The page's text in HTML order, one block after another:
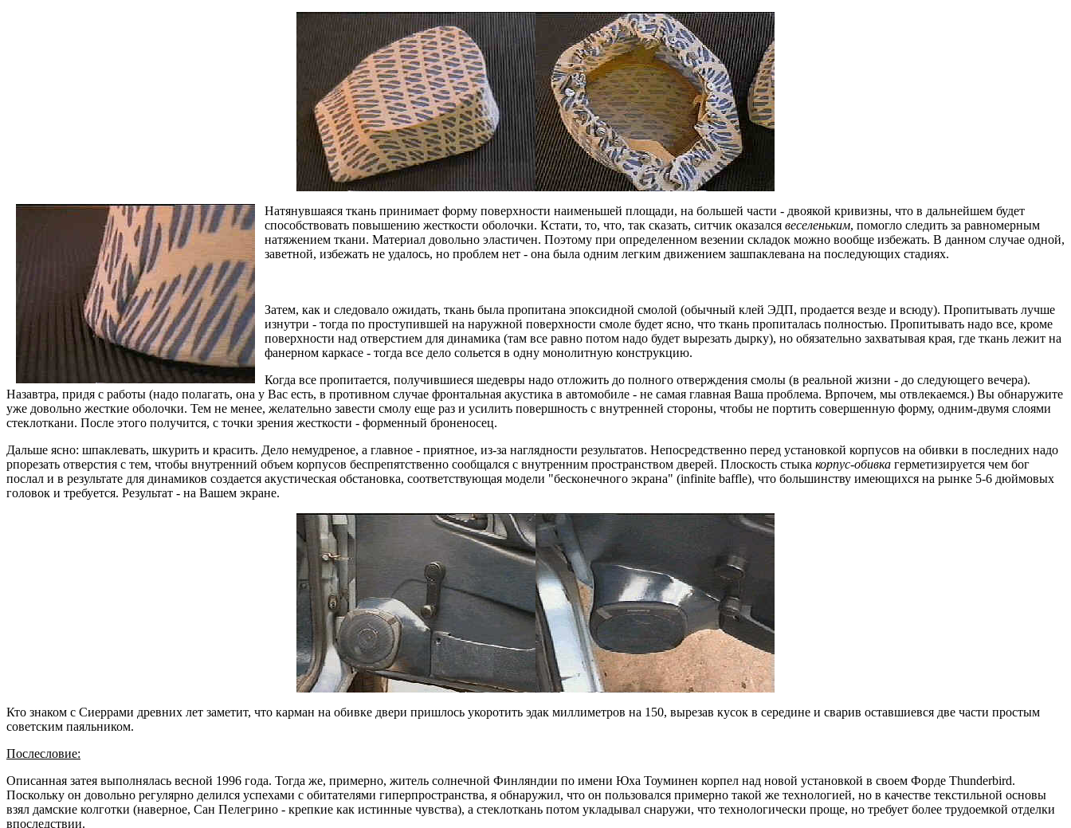
Натянувшаяся ткань принимает форму поверхности наименьшей площади, на большей части - двоякой кривизны, что в дальнейшем будет
способствовать повышению жесткости оболочки. Кстати, то, что, так сказать, ситчик оказался веселеньким, помогло следить за равномерным
натяжением ткани. Материал довольно эластичен. Поэтому при определенном везении складок можно вообще избежать. В данном случае одной,
заветной, избежать не удалось, но проблем нет - она была одним легким движением зашпаклевана на последующих стадиях.
Затем, как и следовало ожидать, ткань была пропитана эпоксидной смолой (обычный клей ЭДП, продается везде и всюду). Пропитывать лучше
изнутри - тогда по проступившей на наружной поверхности смоле будет ясно, что ткань пропиталась полностью. Пропитывать надо все, кроме
поверхности над отверстием для динамика (там все равно потом надо будет вырезать дырку), но обязательно захватывая края, где ткань лежит на
фанерном каркасе - тогда все дело сольется в одну монолитную конструкцию.
Когда все пропитается, получившиеся шедевры надо отложить до полного отверждения смолы (в реальной жизни - до следующего вечера).
Назавтра, придя с работы (надо полагать, она у Вас есть, в противном случае фронтальная акустика в автомобиле - не самая главная Ваша проблема. Врпочем, мы отвлекаемся.) Вы обнаружите
уже довольно жесткие оболочки. Тем не менее, желательно завести смолу еще раз и усилить повершность с внутренней стороны, чтобы не портить совершенную форму, одним-двумя слоями
стеклоткани. После этого получится, с точки зрения жесткости - форменный броненосец.
Дальше ясно: шпаклевать, шкурить и красить. Дело немудреное, а главное - приятное, из-за наглядности результатов. Непосредственно перед установкой корпусов на обивки в последних надо
рпорезать отверстия с тем, чтобы внутренний объем корпусов беспрепятственно сообщался с внутренним пространством дверей. Плоскость стыка корпус-обивка герметизируется чем бог
послал и в результате для динамиков создается акустическая обстановка, соответствующая модели "бесконечного экрана" (infinite baffle), что большинству имеющихся на рынке 5-6 дюймовых
головок и требуется. Результат - на Вашем экране.
Кто знаком с Сиеррами древних лет заметит, что карман на обивке двери пришлось укоротить эдак миллиметров на 150, вырезав кусок в середине и сварив оставшиевся две части простым
советским паяльником.
Послесловие:
Описанная затея выполнялась весной 1996 года. Тогда же, примерно, житель солнечной Финляндии по имени Юха Тоуминен корпел над новой установкой в своем Форде Thunderbird.
Поскольку он довольно регулярно делился успехами с обитателями гиперпространства, я обнаружил, что он пользовался примерно такой же технологией, но в качестве текстильной основы
взял дамские колготки (наверное, Сан Пелегрино - крепкие как истинные чувства), а стеклоткань потом укладывал снаружи, что технологически проще, но требует более трудоемкой отделки
впоследствии.